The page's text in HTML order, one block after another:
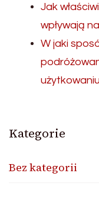
Jak
wpływają
W jaki
użytkowaniu
Kategorie
Bez kategorii